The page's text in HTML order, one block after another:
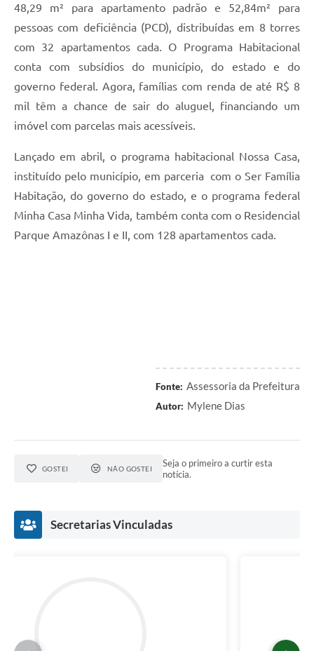
48,29 m² para apartamento padrão e 52,84m² para
pessoas com deficiência (PCD), distribuídas em 8 torres
com 32 apartamentos cada. O Programa Habitacional
conta com subsídios do município, do estado e do
governo federal. Agora, famílias com renda de até R$ 8
mil têm a chance de sair do aluguel, financiando um
imóvel com parcelas mais acessíveis.
Lançado em abril, o programa habitacional Nossa Casa,
instituído pelo município, em parceria com o Ser Família
Habitação, do governo do estado, e o programa federal
Minha Casa Minha Vida, também conta com o Residencial
Parque Amazônas I e II, com 128 apartamentos cada.
Fonte: Assessoria da Prefeitura
Autor: Mylene Dias
GOSTEI NÃO GOSTEI
Seja o primeiro a curtir esta
notícia.
Secretarias Vinculadas